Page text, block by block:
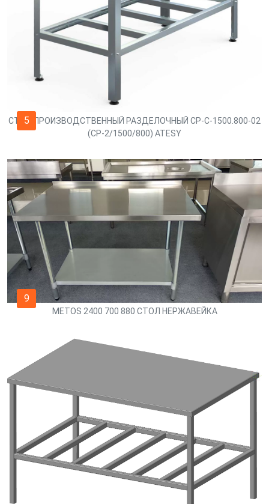
5
СТОЛ ПРОИЗВОДСТВЕННЫЙ РАЗДЕЛОЧНЫЙ СР-С-1500.800-02
(СР-2/1500/800) ATESY
9
METOS 2400 700 880 СТОЛ НЕРЖАВЕЙКА